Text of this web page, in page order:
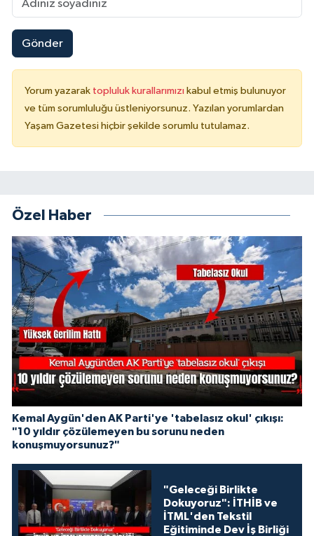
Gönder
Yorum yazarak topluluk kurallarımızı kabul etmiş bulunuyor
ve tüm sorumluluğu üstleniyorsunuz. Yazılan yorumlardan
Yaşam Gazetesi hiçbir şekilde sorumlu tutulamaz.
Özel Haber
Kemal Aygün'den AK Parti'ye 'tabelasız okul' çıkışı:
"10 yıldır çözülemeyen bu sorunu neden
konuşmuyorsunuz?"
"Geleceği Birlikte
Dokuyoruz": İTHİB ve
İTML'den Tekstil
Eğitiminde Dev İş Birliği